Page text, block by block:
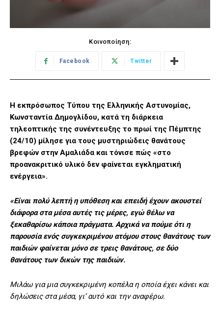
Κοινοποίηση:
Facebook Twitter
Η εκπρόσωπος Τύπου της Ελληνικής Αστυνομίας,
Κωνσταντία Δημογλίδου, κατά τη διάρκεια
τηλεοπτικής της συνέντευξης το πρωί της Πέμπτης
(24/10) μίλησε για τους μυστηριώδεις θανάτους
βρεφών στην Αμαλιάδα και τόνισε πώς «στο
προανακριτικό υλικό δεν φαίνεται εγκληματική
ενέργεια».
«Είναι πολύ λεπτή η υπόθεση και επειδή έχουν ακουστεί
διάφορα στα μέσα αυτές τις μέρες, εγώ θέλω να
ξεκαθαρίσω κάποια πράγματα. Αρχικά να πούμε ότι η
παρουσία ενός συγκεκριμένου ατόμου στους θανάτους των
παιδιών φαίνεται μόνο σε τρεις θανάτους, σε δύο
θανάτους των δικών της παιδιών.
Μιλάω για μια συγκεκριμένη κοπέλα η οποία έχει κάνει και
δηλώσεις στα μέσα, γι’ αυτό και την αναφέρω.